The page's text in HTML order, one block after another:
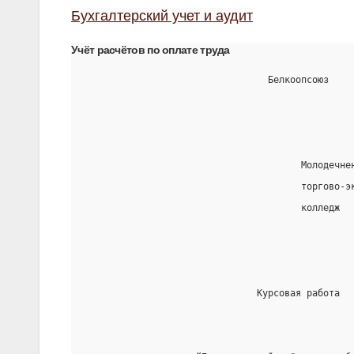
Бухгалтерский учет и аудит
Учёт расчётов по оплате труда
                                 Белкоопсоюз
торгово-
                                       колледж
                               Курсовая работа